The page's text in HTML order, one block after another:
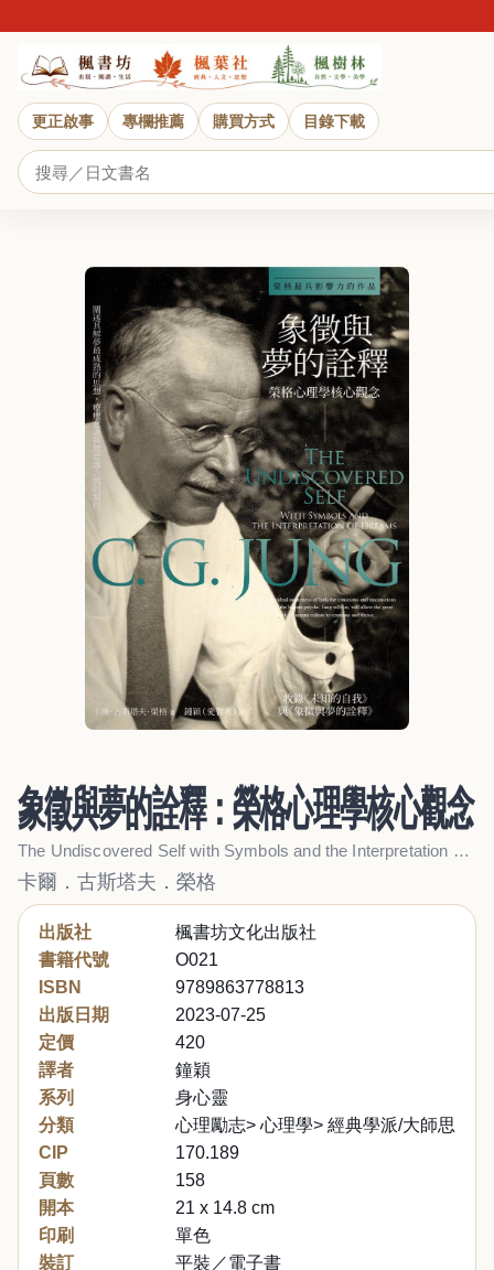
更正啟事 專欄推薦 購買方式 目錄下載
象徵與夢的詮釋：榮格心理學核心觀念
The Undiscovered Self with Symbols and the Interpretation of Dreams
卡爾．古斯塔夫．榮格
出版社
楓書坊文化出版社
書籍代號
O021
ISBN
9789863778813
出版日期
2023-07-25
定價
420
譯者
鐘穎
系列
身心靈
分類
心理勵志> 心理學> 經典學派/大師思想
CIP
170.189
頁數
158
開本
21 x 14.8 cm
印刷
單色
裝訂
平裝／電子書